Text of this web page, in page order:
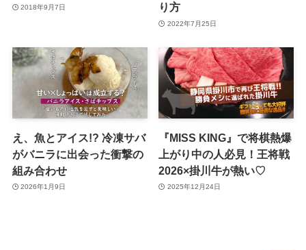
2018年9月7日
り方
2022年7月25日
え、魚とアイス!? 冷凍サバ
がバニラに出会った衝撃の
組み合わせ
2026年1月9日
『MISS KING』で将棋熱爆
上がり中の人必見！王将戦
2026×掛川牛が熱い♡
2025年12月24日